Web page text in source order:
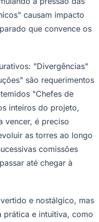
causam impacto
que convence os
"Divergências"
são requerimentos
"Chefes de
inteiros do projeto,
vencer, é preciso
as torres ao longo
comissões
até chegar à
e nostálgico, mas
prática e intuitiva, como